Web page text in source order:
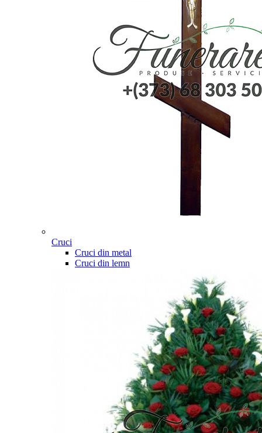
Cruci
Cruci din metal
Cruci din lemn